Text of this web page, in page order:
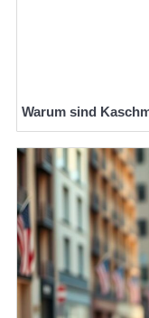
Warum sind